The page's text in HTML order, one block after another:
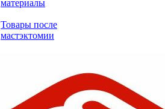
материалы
Товары после
мастэктомии